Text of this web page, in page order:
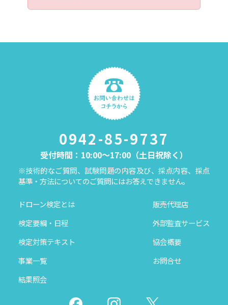
0942-85-9737
受付時間：10:00～17:00（土日祝除く）
※技術的なご質問、試験問題の内容及び、採点内容、採点
基準・方法についてのご質問にはお答えできません。
ドローン検定とは
検定要綱・日程
検定対策テキスト
事業一覧
結果照会
販売代理店
外部監査サービス
協会概要
お問合せ